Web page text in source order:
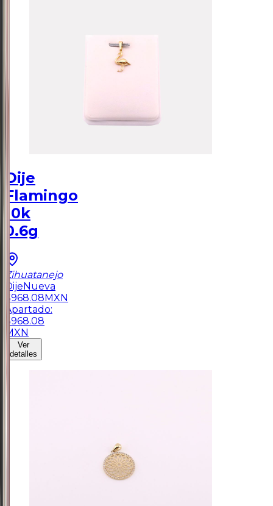
Dije
Flamingo
10k
0.6g
Zihuatanejo
DijeNueva
$968.08MXN
Apartado:
$968.08
MXN
Ver
detalles